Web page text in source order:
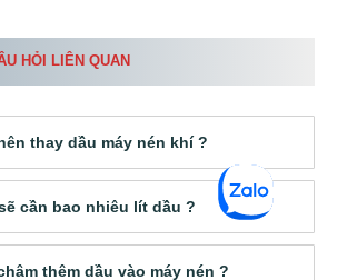
HỎI LIÊN QUAN
thay dầu máy nén khí ?
cần bao nhiêu lít dầu ?
thêm dầu vào máy nén ?